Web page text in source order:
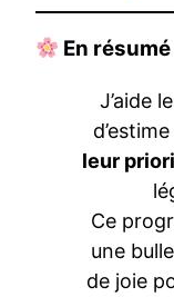
En résumé
J’aide
leur
Ce
une
de joie